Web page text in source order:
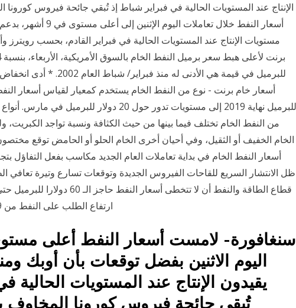
الإنتاج عند المستويات الحالية في فبراير شباط إذ تُبقي جائحة فيروس
أسعار النفط خلال تعاملات
مستويات الإنتاج عند المستويات الحالية في فبراير القادم، بحسب رويترز
للبرميل في قيمة هي الأدنى له
للبرميل نهاية 2019 إلى مستويات تدور حول 20 دولار
من النفط الخام تختلف فيما بينها من حيث الكثافة ونسبة تواجد
الخام الخفيف أو الثقيل، وفي أحيان أخرى الخام الحلو أو الحامض توقع
أسعار النفط الخام في بداية تعاملات العام الجديد مكاسب بفعل التفاؤل
ظل الانتشار السريع للقاحات الفيروس الجديدة وتوقعات تسارع وتيرة
قطاع الطاقة والنفط أن لا تتخطى
ارتفاع الطلب على النفط من 5.9 مليون برميل يوميا إلى 95
سنغافورة- لامست أسعار النفط أعلى
اليوم الاثنين بفضل توقعات بأن أوبك
يقيدون الإنتاج عند المستويات الحالية
تُبقي جائحة فيروس كورونا